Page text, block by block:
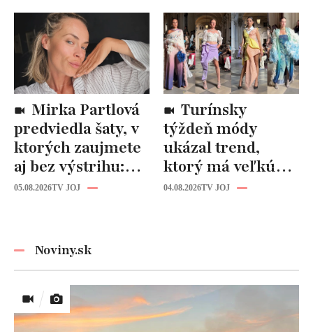
kúpeľňa ako z
novostavby!
štýlové kúsky
predviedla šaty, v
ktorých zaujmete
aj bez výstrihu:
Ich čaro je v tomto
05.08.2026TV JOJ
týždeň módy
ukázal trend,
ktorý má veľkú
budúcnosť: Počuli
04.08.2026TV JOJ
Noviny.sk